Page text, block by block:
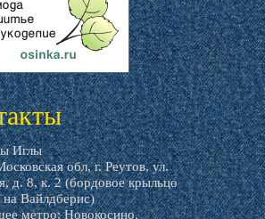
Иглы
обл, г. Реутов, ул.
д. 8, к. 2 (бордовое крыльцо
Вайлдберис)
метро: Новокосино.